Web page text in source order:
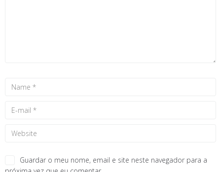
Guardar o meu nome, email e site neste navegador para a